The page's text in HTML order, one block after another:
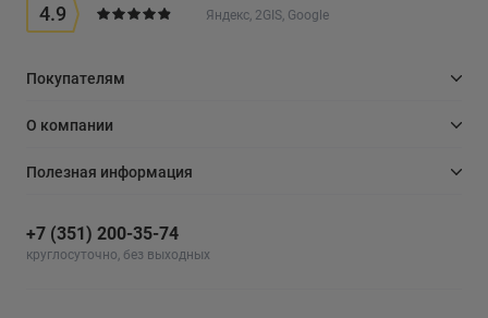
4.9 Яндекс, 2GIS, Google
Покупателям
О компании
Полезная информация
+7 (351) 200-35-74
круглосуточно, без выходных